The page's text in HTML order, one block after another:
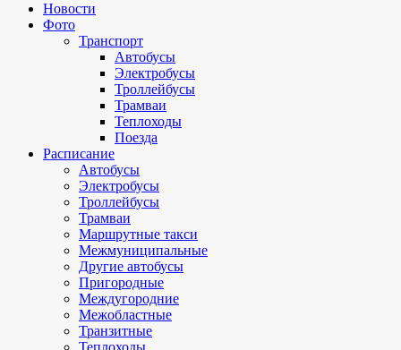
Новости
Фото
Транспорт
Автобусы
Электробусы
Троллейбусы
Трамваи
Теплоходы
Поезда
Расписание
Автобусы
Электробусы
Троллейбусы
Трамваи
Маршрутные такси
Межмуниципальные
Другие автобусы
Пригородные
Междугородние
Межобластные
Транзитные